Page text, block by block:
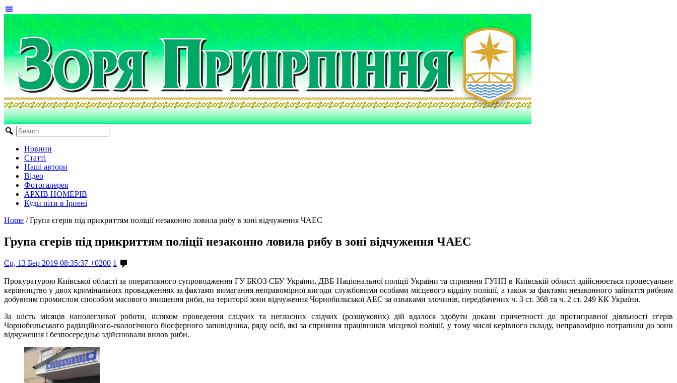
Новини
Статті
Наші автори
Відео
Фотогалерея
АРХІВ НОМЕРІВ
Куди піти в Ірпені
Home / Група єгерів під прикриттям поліції незаконно ловила рибу в зоні відчуження ЧАЕС
Група єгерів під прикриттям поліції незаконно ловила рибу в зоні відчуження ЧАЕС
Ср, 13 Бер 2019 08:35:37 +0200 1
Прокуратурою Київської області за оперативного супроводження ГУ БКОЗ СБУ України, ДВБ Національної поліції України та сприяння ГУНП в Київській області здійснюється процесуальне
керівництво у двох кримінальних провадженнях за фактами вимагання неправомірної вигоди службовими особами місцевого відділу поліції, а також за фактами незаконного зайняття рибним
добувним промислом способом масового знищення риби, на території зони відчуження Чорнобильської АЕС за ознаками злочинів, передбачених ч. 3 ст. 368 та ч. 2 ст. 249 КК України.
За шість місяців наполегливої роботи, шляхом проведення слідчих та негласних слідчих (розшукових) дій вдалося здобути докази причетності до протиправної діяльності єгерів
Чорнобильського радіаційного-екологічного біосферного заповідника, ряду осіб, які за сприяння працівників місцевої поліції, у тому числі керівного складу, неправомірно потрапили до зони
відчуження і безпосередньо здійснювали вилов риби.